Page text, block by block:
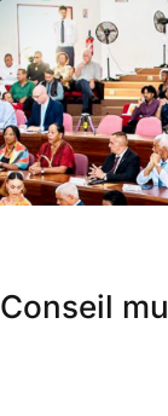
Conseil